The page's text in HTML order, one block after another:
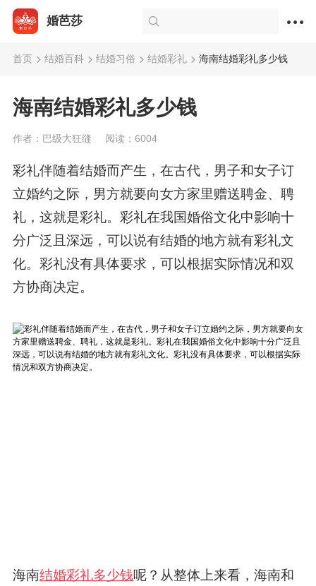
婚芭莎
首页 结婚百科 结婚习俗 结婚彩礼 海南结婚彩礼多少钱
海南结婚彩礼多少钱
作者：巴级大狂缝 阅读：6004
彩礼伴随着结婚而产生，在古代，男子和女子订
立婚约之际，男方就要向女方家里赠送聘金、聘
礼，这就是彩礼。彩礼在我国婚俗文化中影响十
分广泛且深远，可以说有结婚的地方就有彩礼文
化。彩礼没有具体要求，可以根据实际情况和双
方协商决定。
海南结婚彩礼多少钱呢？从整体上来看，海南和